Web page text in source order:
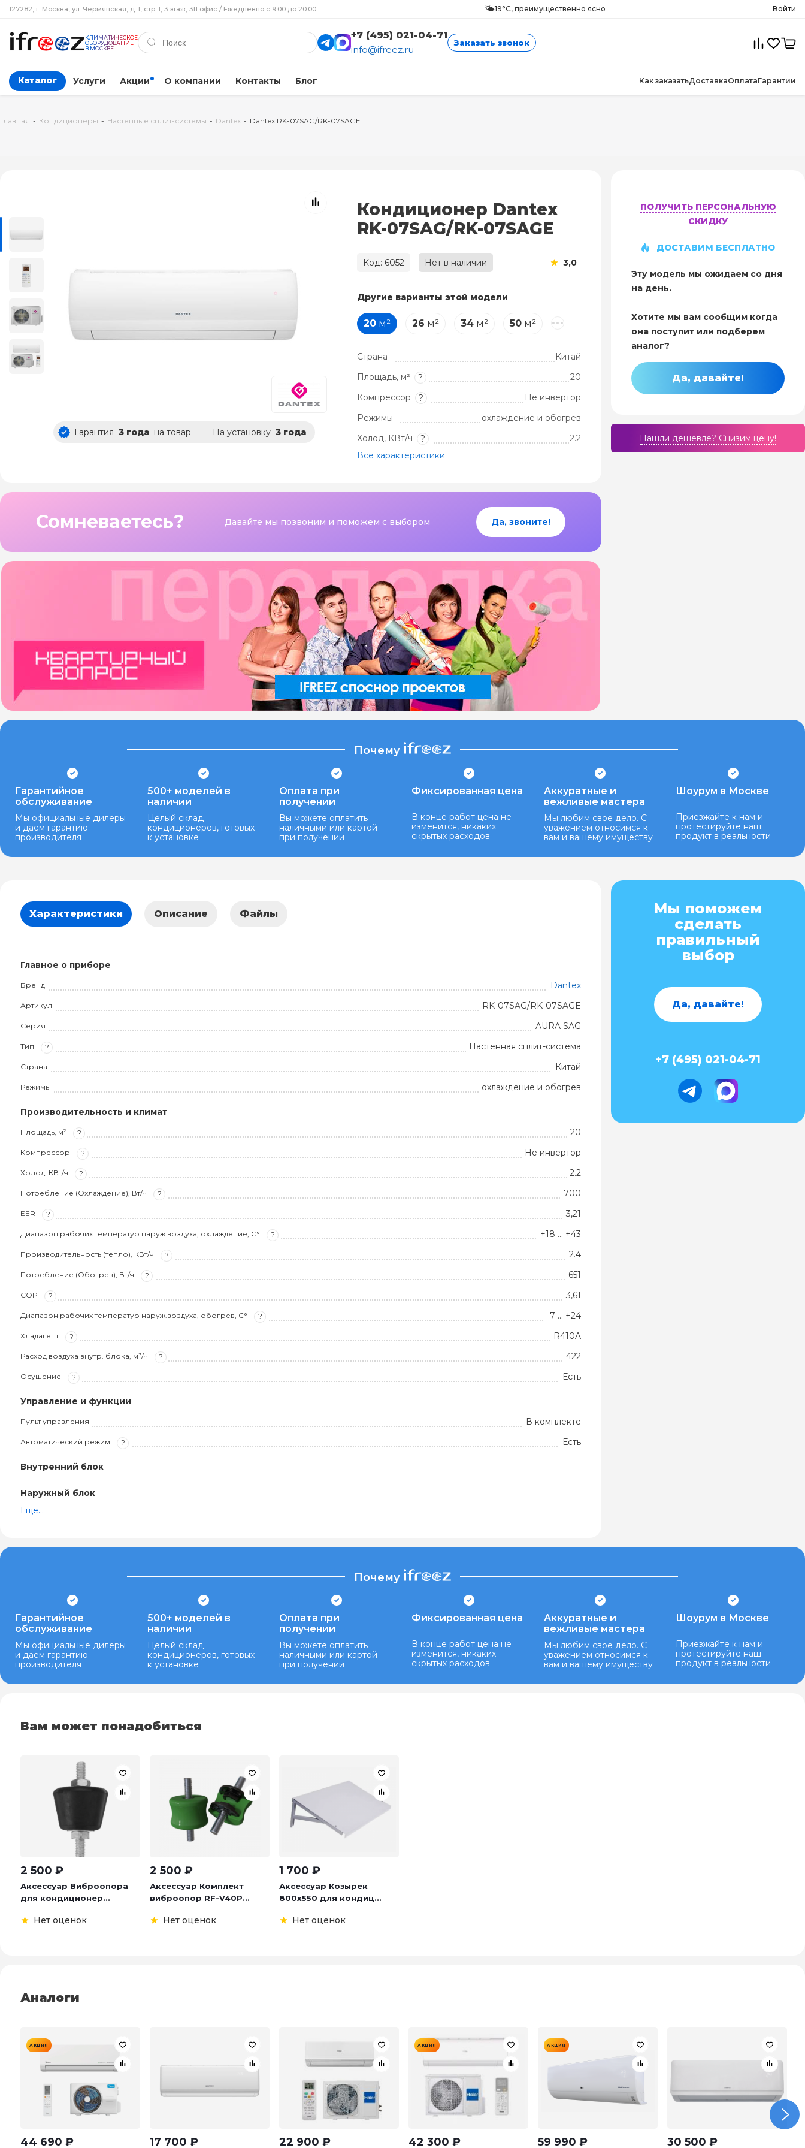
127282, г. Москва, ул. Чермянская, д. 1, стр. 1, 3 этаж, 311 офис / Ежедневно с 9:00 до 20:00 🌤️19°C, преимущественно ясно Войти
КЛИМАТИЧЕСКОЕ
ОБОРУДОВАНИЕ
В МОСКВЕ
+7 (495) 021-04-71
info@ifreez.ru
Заказать звонок
Каталог Услуги Акции О компании Контакты Блог Как заказатьДоставкаОплатаГарантии
Главная - Кондиционеры - Настенные сплит-системы - Dantex - Dantex RK-07SAG/RK-07SAGE
Гарантия 3 года на товар На установку 3 года
Кондиционер Dantex
RK-07SAG/RK-07SAGE
Код: 6052 Нет в наличии 3,0
Другие варианты этой модели
20м² 26 м² 34м² 50м²
Страна
Китай
Площадь, м²
?
20
Компрессор
?
Не инвертор
Режимы
охлаждение и обогрев
Холод, КВт/ч
?
2.2
Все характеристики
Сомневаетесь? Давайте мы позвоним и поможем с выбором Да, звоните!
ПОЛУЧИТЬ ПЕРСОНАЛЬНУЮ
СКИДКУ
ДОСТАВИМ БЕСПЛАТНО
Эту модель мы ожидаем со дня
на день.
Хотите мы вам сообщим когда
она поступит или подберем
аналог?
Да, давайте!
Нашли дешевле? Cнизим цену!
Почему
Гарантийное
обслуживание
Мы официальные дилеры
и даем гарантию
производителя
500+ моделей в
наличии
Целый склад
кондиционеров, готовых
к установке
Оплата при
получении
Вы можете оплатить
наличными или картой
при получении
Фиксированная цена
В конце работ цена не
изменится, никаких
скрытых расходов
Аккуратные и
вежливые мастера
Мы любим свое дело. С
уважением относимся к
вам и вашему имуществу
Шоурум в Москве
Приезжайте к нам и
протестируйте наш
продукт в реальности
Характеристики Описание Файлы
Главное о приборе
Бренд Dantex
Артикул RK-07SAG/RK-07SAGE
Серия AURA SAG
Тип ? Настенная сплит-система
Страна Китай
Режимы охлаждение и обогрев
Производительность и климат
Площадь, м² ? 20
Компрессор ? Не инвертор
Холод, КВт/ч ? 2.2
Потребление (Охлаждение), Вт/ч ? 700
EER ? 3,21
Диапазон рабочих температур наруж.воздуха, охлаждение, С° ? +18 … +43
Производительность (тепло), КВт/ч ? 2.4
Потребление (Обогрев), Вт/ч ? 651
COP ? 3,61
Диапазон рабочих температур наруж.воздуха, обогрев, С° ? -7 … +24
Хладагент ? R410A
Расход воздуха внутр. блока, м³/ч ? 422
Осушение ? Есть
Управление и функции
Пульт управления В комплекте
Автоматический режим ? Есть
Внутренний блок
Наружный блок
Ещё...
Мы поможем
сделать
правильный
выбор
Да, давайте!
+7 (495) 021-04-71
Почему
Гарантийное
обслуживание
Мы официальные дилеры
и даем гарантию
производителя
500+ моделей в
наличии
Целый склад
кондиционеров, готовых
к установке
Оплата при
получении
Вы можете оплатить
наличными или картой
при получении
Фиксированная цена
В конце работ цена не
изменится, никаких
скрытых расходов
Аккуратные и
вежливые мастера
Мы любим свое дело. С
уважением относимся к
вам и вашему имуществу
Шоурум в Москве
Приезжайте к нам и
протестируйте наш
продукт в реальности
Вам может понадобиться
2 500 ₽
Аксессуар Виброопора
для кондиционер...
Нет оценок
2 500 ₽
Аксессуар Комплект
виброопор RF-V40P...
Нет оценок
1 700 ₽
Аксессуар Козырек
800х550 для кондиц...
Нет оценок
Аналоги
АКЦИЯ
44 690 ₽ 17 700 ₽ 22 900 ₽
АКЦИЯ
42 300 ₽
АКЦИЯ
59 990 ₽ 30 500 ₽